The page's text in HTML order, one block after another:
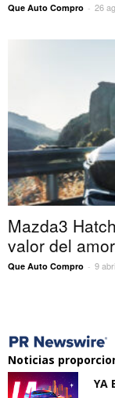
Que Auto Compro - 26
Mazda3
valor del
Que Auto Compro - 9
Noticias
YA